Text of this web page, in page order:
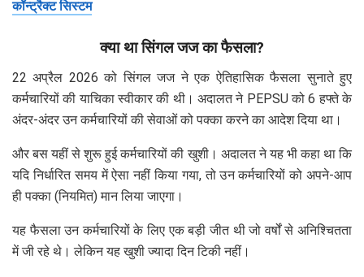
कॉन्ट्रैक्ट सिस्टम
क्या था सिंगल जज का फैसला?
22 अप्रैल 2026 को सिंगल जज ने एक ऐतिहासिक फैसला सुनाते हुए
कर्मचारियों की याचिका स्वीकार की थी। अदालत ने PEPSU को 6 हफ्ते के
अंदर-अंदर उन कर्मचारियों की सेवाओं को पक्का करने का आदेश दिया था।
और बस यहीं से शुरू हुई कर्मचारियों की खुशी। अदालत ने यह भी कहा था कि
यदि निर्धारित समय में ऐसा नहीं किया गया, तो उन कर्मचारियों को अपने-आप
ही पक्का (नियमित) मान लिया जाएगा।
यह फैसला उन कर्मचारियों के लिए एक बड़ी जीत थी जो वर्षों से अनिश्चितता
में जी रहे थे। लेकिन यह खुशी ज्यादा दिन टिकी नहीं।